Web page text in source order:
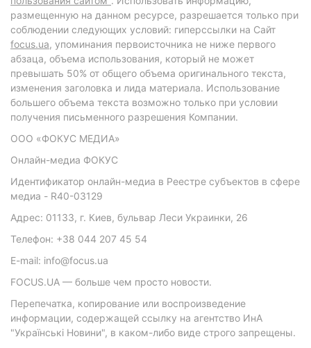
размещенную на данном ресурсе, разрешается только при
соблюдении следующих условий: гиперссылки на Сайт
focus.ua, упоминания первоисточника не ниже первого
абзаца, объема использования, который не может
превышать 50% от общего объема оригинального текста,
изменения заголовка и лида материала. Использование
большего объема текста возможно только при условии
получения письменного разрешения Компании.
ООО «ФОКУС МЕДИА»
Онлайн-медиа ФОКУС
Идентификатор онлайн-медиа в Реестре субъектов в сфере
медиа - R40-03129
Адрес: 01133, г. Киев, бульвар Леси Украинки, 26
Телефон: +38 044 207 45 54
E-mail: info@focus.ua
FOCUS.UA — больше чем просто новости.
Перепечатка, копирование или воспроизведение
информации, содержащей ссылку на агентство ИнА
"Українські Новини", в каком-либо виде строго запрещены.